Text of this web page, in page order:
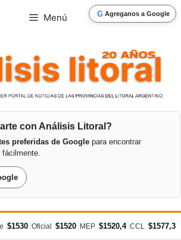
G Agreganos a Google
Menú
con Análisis Litoral?
preferidas de Google para encontrar
$1530 Oficial $1520 MEP $1520,4 CCL $1577,3